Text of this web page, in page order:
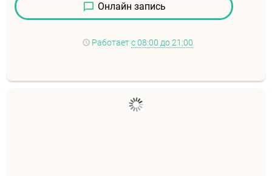
Онлайн запись
Работаетс 08:00 до 21:00